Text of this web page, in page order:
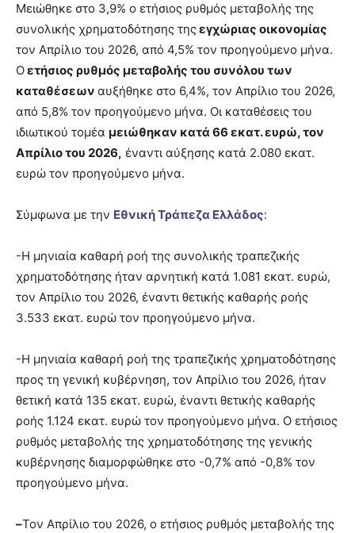
Μειώθηκε στο 3,9% ο ετήσιος ρυθμός μεταβολής της
συνολικής χρηματοδότησης τηςεγχώριας οικονομίας
τον Απρίλιο του 2026, από 4,5% τον προηγούμενο μήνα.
Οετήσιος ρυθμός μεταβολής του συνόλου των
καταθέσεων αυξήθηκε στο 6,4%, τον Απρίλιο του 2026,
από 5,8% τον προηγούμενο μήνα. Oι καταθέσεις του
ιδιωτικού τομέα μειώθηκαν κατά 66 εκατ. ευρώ, τον
Απρίλιο του 2026, έναντι αύξησης κατά 2.080 εκατ.
ευρώ τον προηγούμενο μήνα.
Σύμφωνα με την Εθνική Τράπεζα Ελλάδος:
-H μηνιαία καθαρή ροή της συνολικής τραπεζικής
χρηματοδότησης ήταν αρνητική κατά 1.081 εκατ. ευρώ,
τον Απρίλιο του 2026, έναντι θετικής καθαρής ροής
3.533 εκατ. ευρώ τον προηγούμενο μήνα.
-Η μηνιαία καθαρή ροή της τραπεζικής χρηματοδότησης
προς τη γενική κυβέρνηση, τον Απρίλιο του 2026, ήταν
θετική κατά 135 εκατ. ευρώ, έναντι θετικής καθαρής
ροής 1.124 εκατ. ευρώ τον προηγούμενο μήνα. Ο ετήσιος
ρυθμός μεταβολής της χρηματοδότησης της γενικής
κυβέρνησης διαμορφώθηκε στο -0,7% από -0,8% τον
προηγούμενο μήνα.
–Τον Απρίλιο του 2026, o ετήσιος ρυθμός μεταβολής της